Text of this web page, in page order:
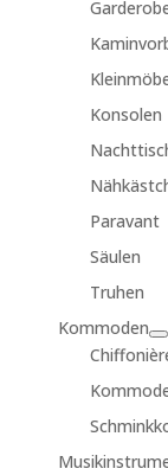
Konsolen
Paravant
Säulen
Truhen
Kommoden